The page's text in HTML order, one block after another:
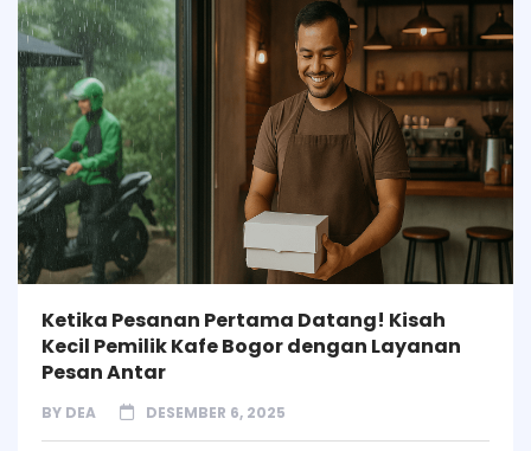
Ketika Pesanan Pertama Datang! Kisah
Kecil Pemilik Kafe Bogor dengan Layanan
Pesan Antar
BY DEA DESEMBER 6, 2025